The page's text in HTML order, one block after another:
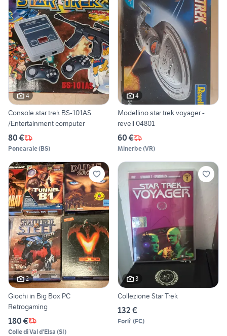
4
Console star trek BS-101AS
/Entertainment computer
80 €
Poncarale(BS)
4
Modellino star trek voyager -
revell 04801
60 €
Minerbe(VR)
2
Giochi in Big Box PC
Retrogaming
180 €
Colle di Val d'Elsa (SI)
3
Collezione Star Trek
132 €
Forli' (FC)